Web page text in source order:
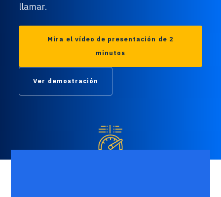
llamar.
Mira el vídeo de presentación de 2
minutos
Ver demostración